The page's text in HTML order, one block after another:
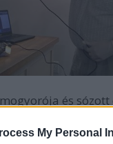
My Personal
és sózott
legrégebbiként